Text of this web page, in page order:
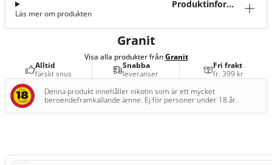
Produktinforma
Läs mer om produkten
Granit
Visa alla produkter frånGranit
Alltid
färskt snus
Snabba
leveranser
Fri frakt
fr. 399 kr
Denna produkt innehåller nikotin som är ett mycket
beroendeframkallande ämne. Ej för personer under 18 år.